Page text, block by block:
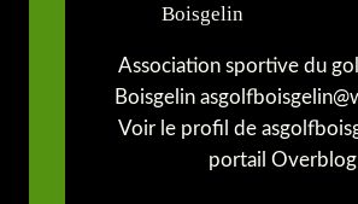
Association sportive du
Boisgelin
Voir le profil de
portail Overblog